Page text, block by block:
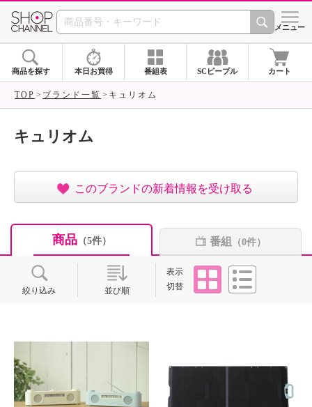
SHOP CHANNEL ショッ
メニュー
商品を探す 本日お買得 番組表 SCピープル カート
TOP ブランド一覧 キュリオム
キュリオム
このブランドの新着情報を受け取る
商品（5件） 番組 （0件）
絞り込み 並び順
表示
切替
タイル